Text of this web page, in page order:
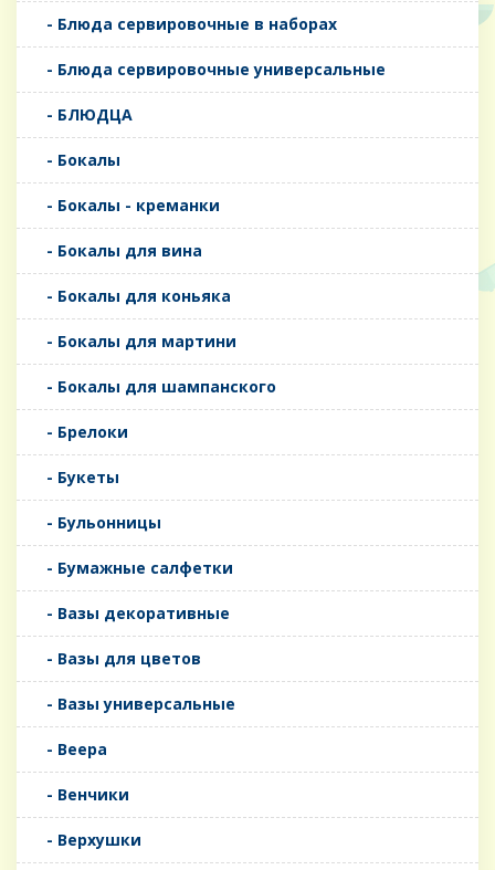
- Блюда сервировочные в наборах
- Блюда сервировочные универсальные
- БЛЮДЦА
- Бокалы
- Бокалы - креманки
- Бокалы для вина
- Бокалы для коньяка
- Бокалы для мартини
- Бокалы для шампанского
- Брелоки
- Букеты
- Бульонницы
- Бумажные салфетки
- Вазы декоративные
- Вазы для цветов
- Вазы универсальные
- Веера
- Венчики
- Верхушки